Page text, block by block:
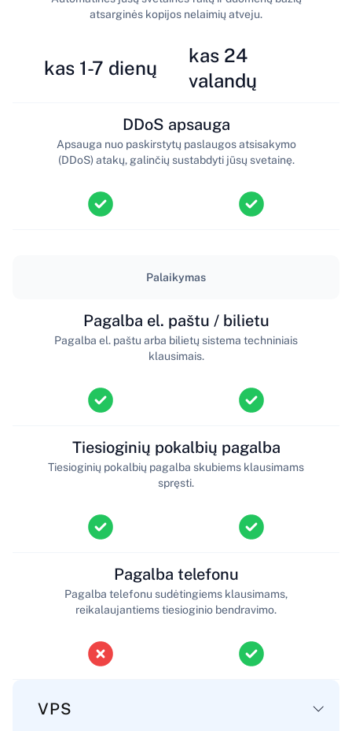
kas 1-7 dienų
atsarginės kopijos nelaimių atveju.
kas 24
valandų
DDoS apsauga
Apsauga nuo paskirstytų paslaugos atsisakymo
(DDoS) atakų, galinčių sustabdyti jūsų svetainę.
Palaikymas
Pagalba el. paštu / bilietu
Pagalba el. paštu arba bilietų sistema techniniais
klausimais.
Tiesioginių pokalbių pagalba
Tiesioginių pokalbių pagalba skubiems klausimams
spręsti.
Pagalba telefonu
Pagalba telefonu sudėtingiems klausimams,
reikalaujantiems tiesioginio bendravimo.
VPS